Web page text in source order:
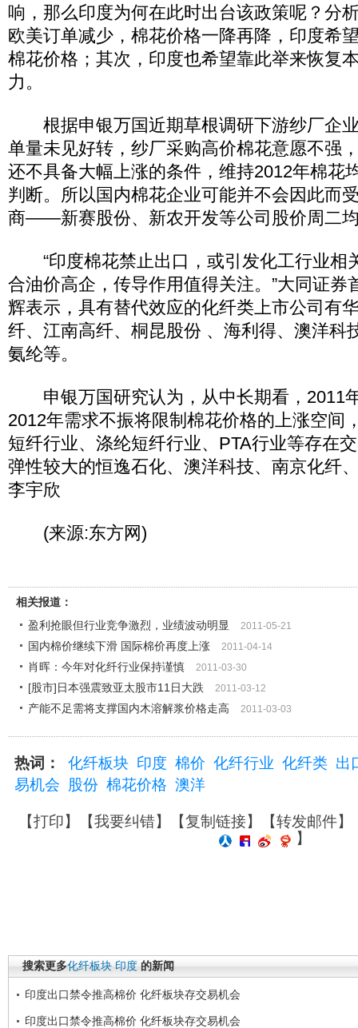
响，那么印度为何在此时出台该政策呢？分
欧美订单减少，棉花价格一降再降，印度希
棉花价格；其次，印度也希望靠此举来恢复
力。
根据申银万国近期草根调研下游纱厂企
单量未见好转，纱厂采购高价棉花意愿不强
还不具备大幅上涨的条件，维持2012年棉花
判断。所以国内棉花企业可能并不会因此而
商――新赛股份、新农开发等公司股价周二
“印度棉花禁止出口，或引发化工行业相
合油价高企，传导作用值得关注。”大同证券
辉表示，具有替代效应的化纤类上市公司有
纤、江南高纤、桐昆股份 、海利得、澳洋科
氨纶等。
申银万国研究认为，从中长期看，2011
2012年需求不振将限制棉花价格的上涨空间
短纤行业、涤纶短纤行业、PTA行业等存在
弹性较大的恒逸石化、澳洋科技、南京化纤
李宇欣
(来源:东方网)
相关报道：
盈利抢眼但行业竞争激烈，业绩波动明显
2011-05-21
国内棉价继续下滑 国际棉价再度上涨 2011-04-14
肖晖：今年对化纤行业保持谨慎 2011-03-30
[股市]日本强震致亚太股市11日大跌 2011-03-12
产能不足需将支撑国内木溶解浆价格走高 2011-03-03
热词： 化纤板块 印度 棉价 化纤行业 化纤类 出
易机会
股份 棉花价格 澳洋
【打印】【我要纠错】【复制链接】【转发邮件】
】
搜索更多化纤板块 印度 的新闻
印度出口禁令推高棉价 化纤板块存交易机会
印度出口禁令推高棉价 化纤板块存交易机会